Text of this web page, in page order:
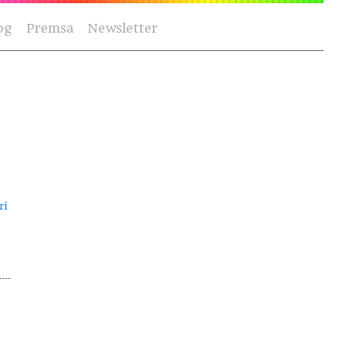
Premsa Newsletter